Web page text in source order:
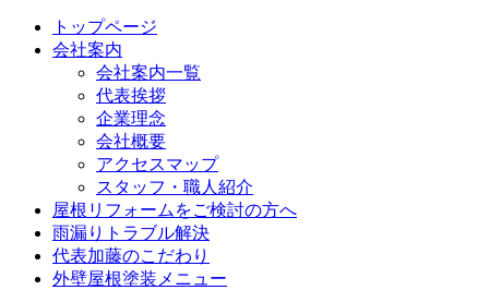
トップページ
会社案内
会社案内一覧
代表挨拶
企業理念
会社概要
アクセスマップ
スタッフ・職人紹介
屋根リフォームをご検討の方へ
雨漏りトラブル解決
代表加藤のこだわり
外壁屋根塗装メニュー